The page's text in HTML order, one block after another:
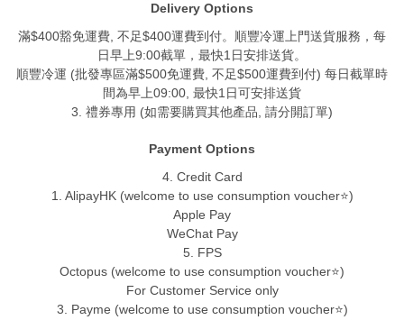
Delivery Options
滿$400豁免運費, 不足$400運費到付。順豐冷運上門送貨服務，每
日早上9:00截單，最快1日安排送貨。
順豐冷運 (批發專區滿$500免運費, 不足$500運費到付) 每日截單時
間為早上09:00, 最快1日可安排送貨
3. 禮券專用 (如需要購買其他產品, 請分開訂單)
Payment Options
4. Credit Card
1. AlipayHK (welcome to use consumption voucher⭐)
Apple Pay
WeChat Pay
5. FPS
Octopus (welcome to use consumption voucher⭐)
For Customer Service only
3. Payme (welcome to use consumption voucher⭐)